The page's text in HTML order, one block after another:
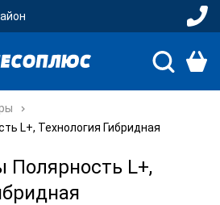
L+, Технология Гибридная
Полярность L+,